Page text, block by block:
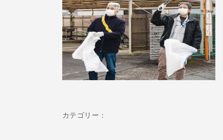
カテゴリー：